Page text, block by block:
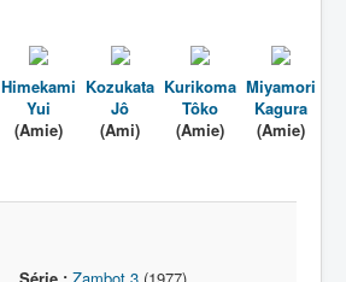
Himekami
Yui
(Amie)
Kozukata
Jô
(Ami)
Kurikoma
Tôko
(Amie)
Miyamori
Kagura
(Amie)